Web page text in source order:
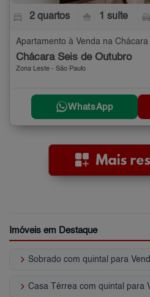
2 quartos 1 suíte
Chácara Seis de Outubro
Zona Leste - São Paulo
WhatsApp
Imóveis em Destaque
keyboard_arrow_right
keyboard_arrow_right